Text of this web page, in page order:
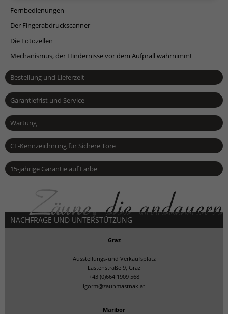
Fernbedienungen
Der Fingerabdruckscanner
Die Fotozellen
Mechanismus, der Hindernisse vor dem Aufprall wahrnimmt
Bestellung und Lieferzeit
Garantiefrist und Service
Wartung
CE-Kennzeichnung für Sichere Tore
15-jährige Garantie auf Farbe
NACHFRAGE UND UNTERSTÜTZUNG
Graz
Ausstellungs-und Verkaufsplatz
Lastenstraße 9, Graz
+43 (0)664 1909 568
igorm@zaunmastnak.at
Maribor